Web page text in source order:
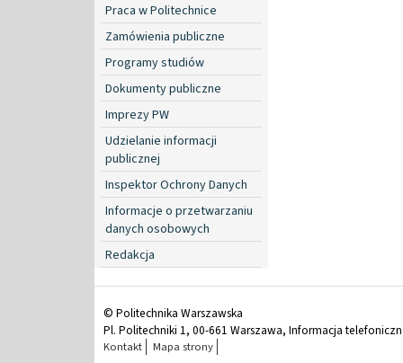
Praca w Politechnice
Zamówienia publiczne
Programy studiów
Dokumenty publiczne
Imprezy PW
Udzielanie informacji
publicznej
Inspektor Ochrony Danych
Informacje o przetwarzaniu
danych osobowych
Redakcja
© Politechnika Warszawska
Pl. Politechniki 1, 00-661 Warszawa, Informacja
Kontakt Mapa strony